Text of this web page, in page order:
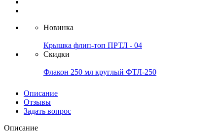
Новинка
Крышка флип-топ ПРТЛ - 04
Скидки
Флакон 250 мл круглый ФТЛ-250
Описание
Отзывы
Задать вопрос
Описание